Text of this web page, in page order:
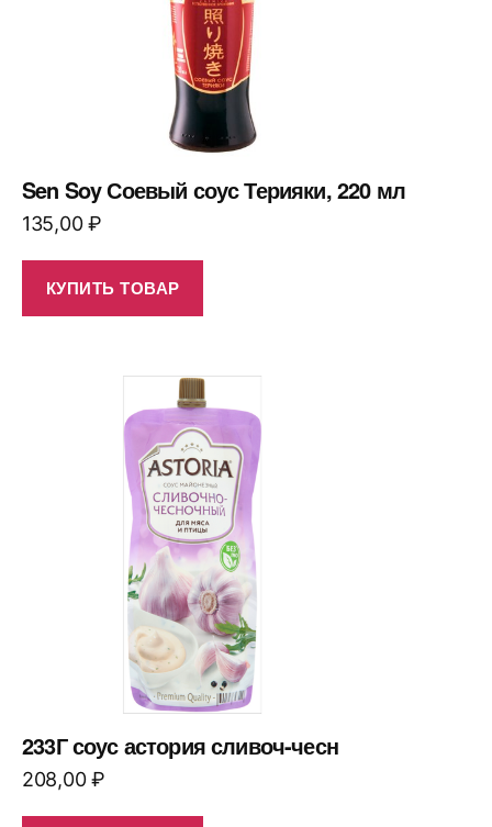
Sen Soy Соевый соус Терияки, 220 мл
135,00₽
КУПИТЬ ТОВАР
233Г соус астория сливоч-чесн
208,00₽